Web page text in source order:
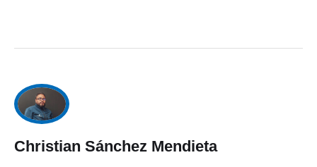
Christian Sánchez Mendieta